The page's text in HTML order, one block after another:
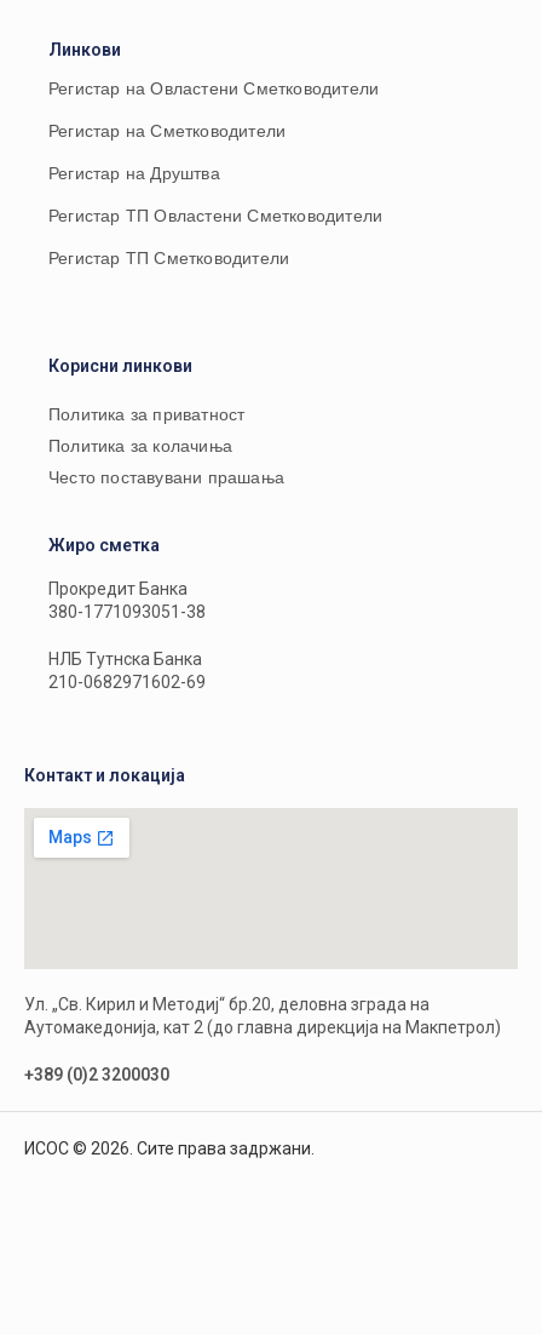
Линкови
Регистар на Овластени Сметководители
Регистар на Сметководители
Регистар на Друштва
Регистар ТП Овластени Сметководители
Регистар ТП Сметководители
Корисни линкови
Политика за приватност
Политика за колачиња
Често поставувани прашања
Жиро сметка
Прокредит Банка
380-1771093051-38
НЛБ Тутнска Банка
210-0682971602-69
Контакт и локација
Ул. „Св. Кирил и Методиј“ бр.20, деловна зграда на
Аутомакедонија, кат 2 (до главна дирекција на Макпетрол)
+389 (0)2 3200030
ИСОС © 2026. Сите права задржани.